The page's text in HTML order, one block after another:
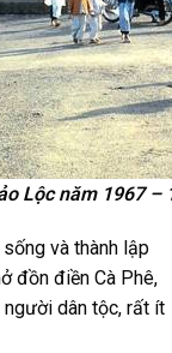
Lộc năm 1967 –
và thành lập
đồn điền Cà Phê,
người dân tộc, rất ít